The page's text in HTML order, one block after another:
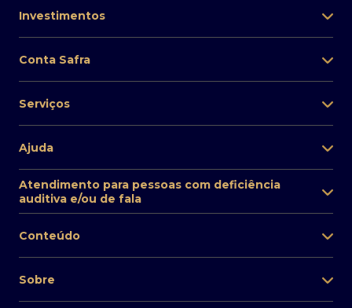
Investimentos
Conta Safra
Serviços
Ajuda
Atendimento para pessoas com deficiência
auditiva e/ou de fala
Conteúdo
Sobre